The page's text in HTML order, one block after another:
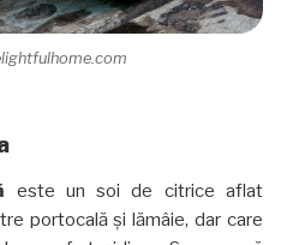
este un soi de citrice aflat
portocală și lămâie, dar care